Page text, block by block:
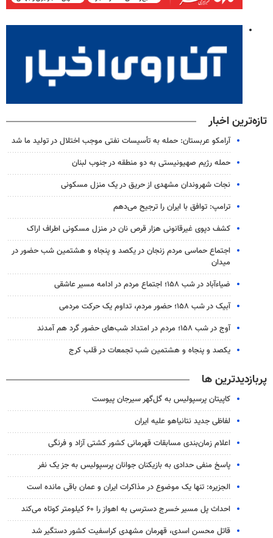
تازه‌ترین اخبار
آرامکو عربستان: حمله به تأسیسات نفتی موجب اختلال در تولید ما شد
حمله رژیم صهیونیستی به دو منطقه در جنوب لبنان
نجات شهروندان مشهدی از حریق در یک منزل مسکونی
ترامپ: توافق با ایران را ترجیح می‌دهم
کشف دپوی غیرقانونی هزار قرص نان در منزل مسکونی اطراف اراک
اجتماع حماسی مردم زنجان در یکصد و پنجاه و هشتمین شب حضور در
میدان
ضیاء‌آباد در شب ۱۵۸؛ اجتماع مردم در ادامه مسیر عاشقی
آبیک در شب ۱۵۸؛ حضور مردم، تداوم یک حرکت مردمی
آوج در شب ۱۵۸؛ مردم در امتداد شب‌های حضور گرد هم آمدند
یکصد و پنجاه و هشتمین شب تجمعات در قلب کرج
پربازدیدترین ها
کاپیتان پرسپولیس به گل‌گهر سیرجان پیوست
لفاظی جدید نتانیاهو علیه ایران
اعلام زمان‌بندی مسابقات قهرمانی کشور کشتی آزاد و فرنگی
پاسخ منفی حدادی به بازیکنان جوانان پرسپولیس به جز یک نفر
الجزیره: تنها یک موضوع در مذاکرات ایران و عمان باقی مانده است
احداث پل مسیر خسرج دسترسی به اهواز را ۶۰ کیلومتر کوتاه می‌کند
قاتل محسن اسدی، قهرمان مشهدی کراسفیت کشور دستگیر شد